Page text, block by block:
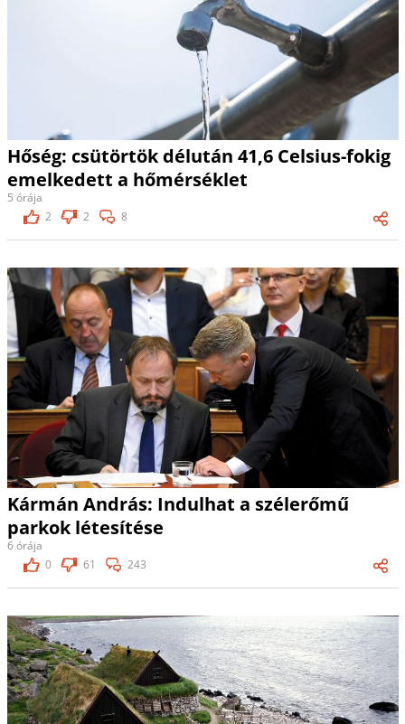
Hőség: csütörtök délután 41,6 Celsius-fokig
emelkedett a hőmérséklet
5 órája
2
2 8
Kármán András: Indulhat a szélerőmű
parkok létesítése
6 órája
0
61 243